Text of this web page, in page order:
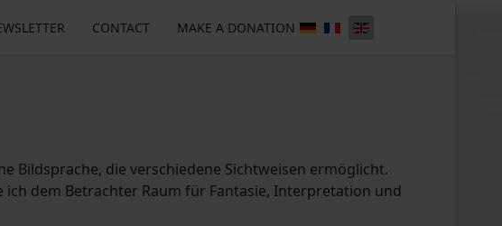
CONTACT MAKE A DONATION
Bildsprache, die verschiedene Sichtweisen ermöglicht.
dem Betrachter Raum für Fantasie, Interpretation und